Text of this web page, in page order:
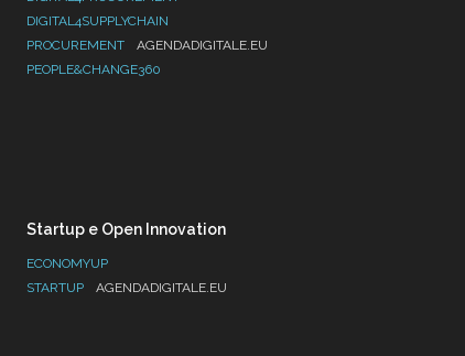
DIGITAL4SUPPLYCHAIN
PROCUREMENT
AGENDADIGITALE.EU
PEOPLE&CHANGE360
Startup e Open Innovation
ECONOMYUP
STARTUP
AGENDADIGITALE.EU